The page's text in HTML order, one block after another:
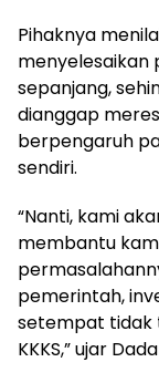
Pihaknya
menyelesaikan
sepanjang,
dianggap
berpengaruh
sendiri.
“Nanti, kami
membantu
pemerintah,
setempat tidak
KKKS,” ujar